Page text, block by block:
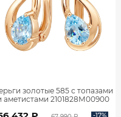
золотые 585 с топазами
аметистами 2101828М00900